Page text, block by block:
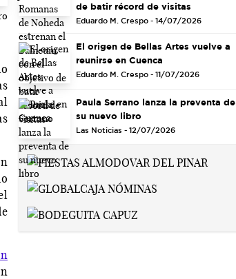
de batir récord de visitas
Eduardo M. Crespo - 14/07/2026
El origen de Bellas Artes vuelve a
reunirse en Cuenca
Eduardo M. Crespo - 11/07/2026
Paula Serrano lanza la preventa de
su nuevo libro
Las Noticias - 12/07/2026